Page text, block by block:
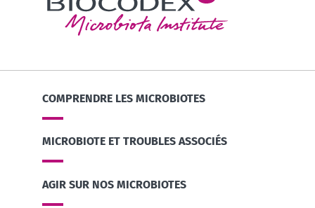
COMPRENDRE LES MICROBIOTES
MICROBIOTE ET TROUBLES ASSOCIÉS
AGIR SUR NOS MICROBIOTES